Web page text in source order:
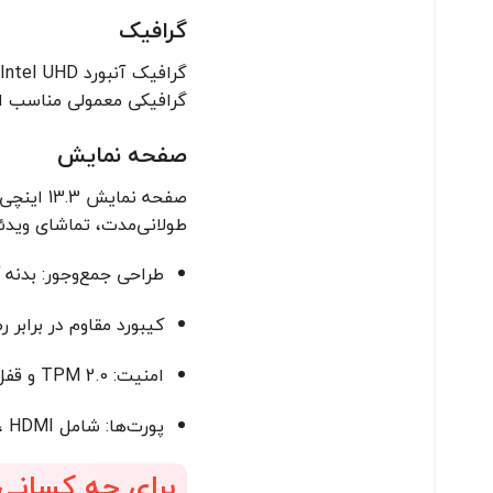
گرافیک
گرافیکی معمولی
صفحه نمایش
طولانی‌مدت، تماشای
طراحی جمع‌وجور: بدنه آلومینیومی مقاوم با وزن
کیبورد مقاوم در
امنیت: TPM 2.0 و قفل Kensington برای حفاظت از داده‌ها.
پورت‌ها: شامل USB Type-C، USB Type-A، HDMI، کارت‌خوان microSD و جک 3.5 میلی‌متری.